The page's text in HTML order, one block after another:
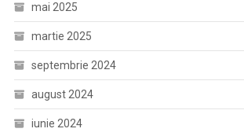
mai 2025
martie 2025
septembrie 2024
august 2024
iunie 2024